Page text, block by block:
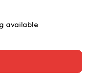
available